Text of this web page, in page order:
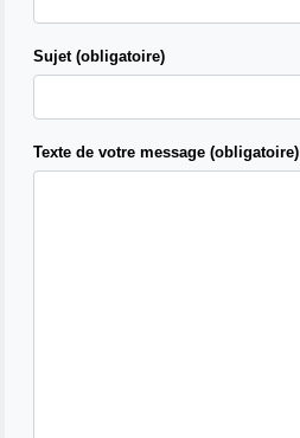
Sujet (obligatoire)
Texte de votre message (obligatoire)